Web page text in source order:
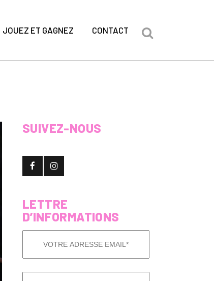
JOUEZ ET GAGNEZ CONTACT
SUIVEZ-NOUS
LETTRE
D’INFORMATIONS